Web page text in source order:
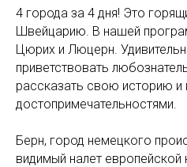
4 города за 4 дня! Это
Швейцарию. В нашей
Цюрих и Люцерн.
приветствовать
рассказать свою историю и
достопримечательностями.
Берн, город немецкого
видимый налет